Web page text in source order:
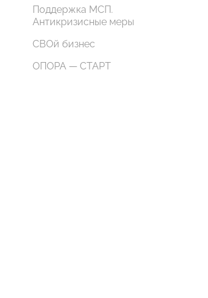
Поддержка МСП.
Антикризисные меры
СВОй бизнес
ОПОРА — СТАРТ